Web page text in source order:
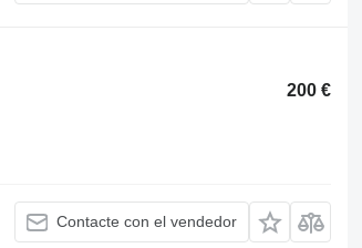
200 €
Contacte con el vendedor